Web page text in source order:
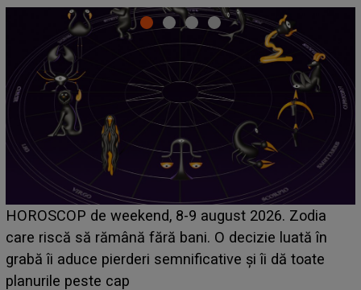
Emanuel a ținut ACEST DETALIU ASCUNS până
acum! În fața Alexandrei, concurentul din Casa Iubirii
face o MĂRTURISIRE NEAȘTEPTATĂ despre mama
sa: "I-am spus și ei în față, eu nu te iubesc pentru